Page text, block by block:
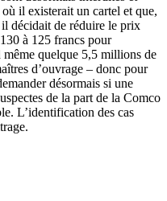
il existerait un cartel et que,
décidait de réduire le prix
à 125 francs pour
quelque 5,5 millions de
d’ouvrage – donc pour
désormais si une
de la part de la Comco
L’identification des cas